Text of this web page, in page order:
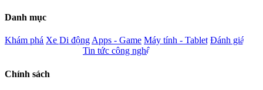
Danh mục
Khám phá Xe Di độngApps - Game Máy tính - Tablet Đánh giá
Tin tức công nghệ
Chính sách